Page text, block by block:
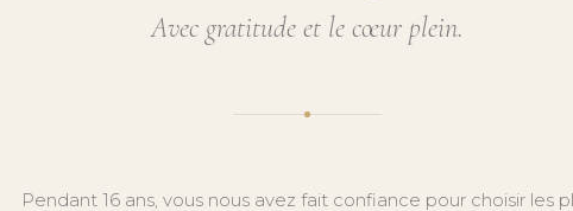
Avec gratitude et le cœur plein.
Pendant 16 ans, vous nous avez fait confiance pour choisir les